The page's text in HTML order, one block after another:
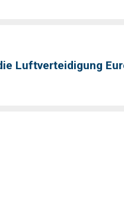
Luftverteidigung